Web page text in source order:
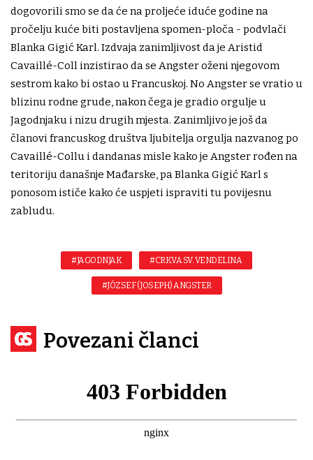
dogovorili smo se da će na proljeće iduće godine na
pročelju kuće biti postavljena spomen-ploča - podvlači
Blanka Gigić Karl. Izdvaja zanimljivost da je Aristid
Cavaillé-Coll inzistirao da se Angster oženi njegovom
sestrom kako bi ostao u Francuskoj. No Angster se vratio u
blizinu rodne grude, nakon čega je gradio orgulje u
Jagodnjaku i nizu drugih mjesta. Zanimljivo je još da
članovi francuskog društva ljubitelja orgulja nazvanog po
Cavaillé-Collu i dandanas misle kako je Angster rođen na
teritoriju današnje Mađarske, pa Blanka Gigić Karl s
ponosom ističe kako će uspjeti ispraviti tu povijesnu
zabludu.
#JAGODNJAK #CRKVA SV. VENDELINA
#JÓZSEF (JOSEPH) ANGSTER
Povezani članci